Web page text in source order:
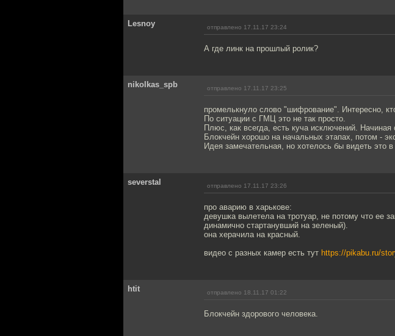
Lesnoy отправлено 17.11.17 23:24
А где линк на прошлый ролик?
nikolkas_spb отправлено 17.11.17 23:25
промелькнуло слово "шифрование". Интересно,
По ситуации с ГМЦ это не так просто.
Плюс, как всегда, есть куча исключений.
Блокчейн хорошо на начальных этапах, потом -
Идея замечательная, но хотелось бы видеть
severstal отправлено 17.11.17 23:26
про аварию в харькове:
девушка вылетела на тротуар, не потому что ее
динамично стартанувший на зеленый).
она херачила на красный.
видео с разных камер есть тут https://pikabu.ru/
htit отправлено 18.11.17 01:22
Блокчейн здорового человека.